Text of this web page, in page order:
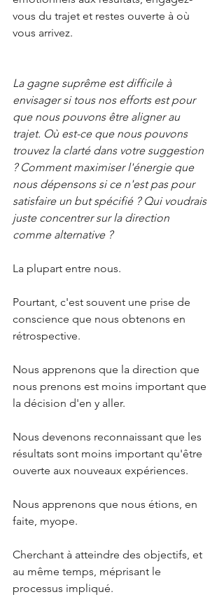
vous du trajet et restes ouverte à où
vous arrivez.
La gagne suprême est difficile à
envisager si tous nos efforts est pour
que nous pouvons être aligner au
trajet. Où est-ce que nous pouvons
trouvez la clarté dans votre suggestion
? Comment maximiser l'énergie que
nous dépensons si ce n'est pas pour
satisfaire un but spécifié ? Qui voudrais
juste concentrer sur la direction
comme alternative ?
La plupart entre nous.
Pourtant, c'est souvent une prise de
conscience que nous obtenons en
rétrospective.
Nous apprenons que la direction que
nous prenons est moins important que
la décision d'en y aller.
Nous devenons reconnaissant que les
résultats sont moins important qu'être
ouverte aux nouveaux expériences.
Nous apprenons que nous étions, en
faite, myope.
Cherchant à atteindre des objectifs, et
au même temps, méprisant le
processus impliqué.